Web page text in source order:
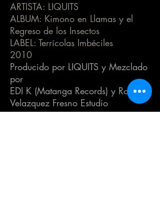
ARTISTA: LIQUITS
ALBUM: Kimono en Llamas y el
Regreso de los Insectos
LABEL: Terrícolas Imbéciles
2010
Producido por LIQUITS y Mezclado
por
EDI K (Matanga Records) y Ro
Velazquez Fresno Estudio